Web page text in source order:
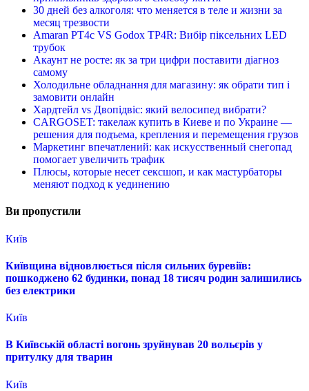
30 дней без алкоголя: что меняется в теле и жизни за
месяц трезвости
Amaran PT4c VS Godox TP4R: Вибір піксельних LED
трубок
Акаунт не росте: як за три цифри поставити діагноз
самому
Холодильне обладнання для магазину: як обрати тип і
замовити онлайн
Хардтейл vs Двопідвіс: який велосипед вибрати?
CARGOSET: такелаж купить в Киеве и по Украине —
решения для подъема, крепления и перемещения грузов
Маркетинг впечатлений: как искусственный снегопад
помогает увеличить трафик
Плюсы, которые несет сексшоп, и как мастурбаторы
меняют подход к уединению
Ви пропустили
Київ
Київщина відновлюється після сильних буревіїв:
пошкоджено 62 будинки, понад 18 тисяч родин залишились
без електрики
Київ
В Київській області вогонь зруйнував 20 вольєрів у
притулку для тварин
Київ